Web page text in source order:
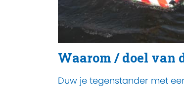
Waarom / doel van
Duw je tegenstander met